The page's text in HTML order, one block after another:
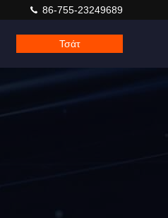
86-755-23249689
Τσάτ